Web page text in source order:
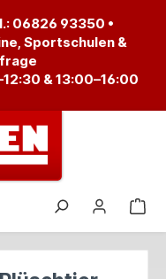
06826 93350 •
Sportschulen &
& 13:00–16:00